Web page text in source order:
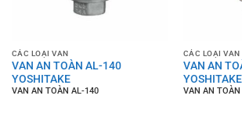
CÁC LOẠI VAN
VAN AN TOÀN AL-140
YOSHITAKE
VAN AN TOÀN AL-140
CÁC LOẠI VAN
VAN AN
YOSHITAKE
VAN AN